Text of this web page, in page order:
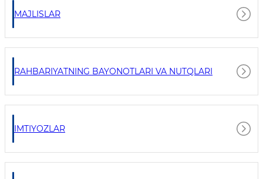
MAJLISLAR
RAHBARIYATNING BAYONOTLARI VA NUTQLARI
IMTIYOZLAR